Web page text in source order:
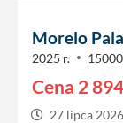
Morelo
2025 r.
Cena 2
27 lipca 2026